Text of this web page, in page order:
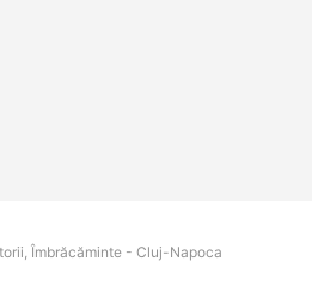
Îmbrăcăminte - Cluj-Napoca